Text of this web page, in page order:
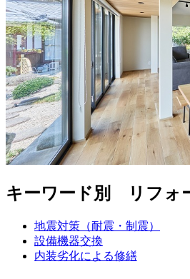
キーワード別 リフォ
地震対策（耐震・制震）
設備機器交換
内装劣化による修繕